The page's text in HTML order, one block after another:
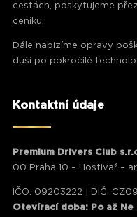
cestách, poskytujeme
ceníku.
Dále nabízíme opravy
duší po pokročilé
Kontaktní údaje
Premium Drivers Club
00 Praha 10 – Hostivař –
IČO: 09203222 | DIČ:
Otevírací doba: Po až Ne